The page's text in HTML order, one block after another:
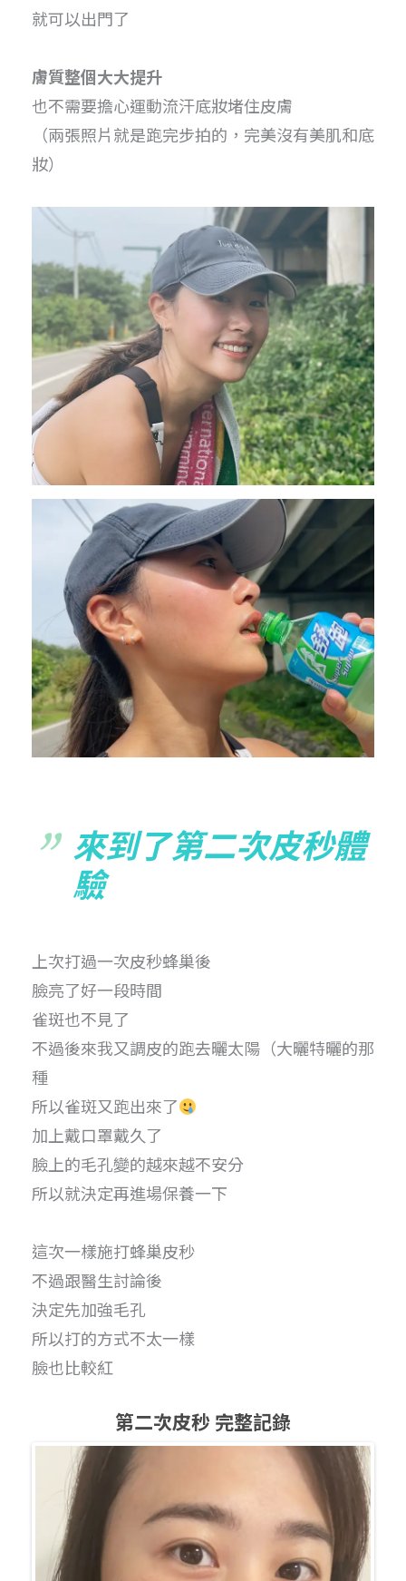
就可以出門了
膚質整個大大提升
也不需要擔心運動流汗底妝堵住皮膚
（兩張照片就是跑完步拍的，完美沒有美肌和底
妝）
來到了第二次皮秒體
驗
上次打過一次皮秒蜂巢後
臉亮了好一段時間
雀斑也不見了
不過後來我又調皮的跑去曬太陽（大曬特曬的那
種
所以雀斑又跑出來了
加上戴口罩戴久了
臉上的毛孔變的越來越不安分
所以就決定再進場保養一下
這次一樣施打蜂巢皮秒
不過跟醫生討論後
決定先加強毛孔
所以打的方式不太一樣
臉也比較紅
第二次皮秒 完整記錄